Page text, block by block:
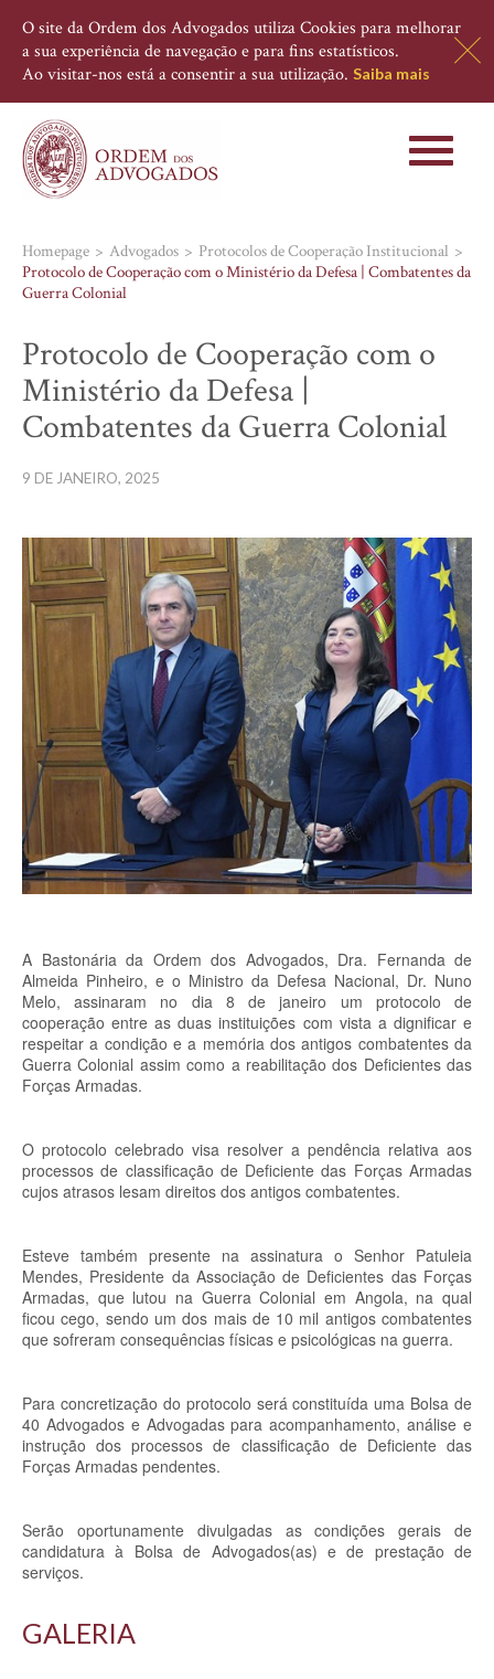
O site da Ordem dos Advogados utiliza Cookies para melhorar
a sua experiência de navegação e para fins estatísticos.
Ao visitar-nos está a consentir a sua utilização. Saiba mais
Toggle
Homepage Advogados
Protocolos de Cooperação Institucional
Protocolo de Cooperação com o Ministério da Defesa | Combatentes da
Guerra Colonial
Protocolo de Cooperação com o
Ministério da Defesa |
Combatentes da Guerra Colonial
9 DE JANEIRO, 2025
A Bastonária da Ordem dos Advogados, Dra. Fernanda de
Almeida Pinheiro, e o Ministro da Defesa Nacional, Dr. Nuno
Melo, assinaram no dia 8 de janeiro um protocolo de
cooperação entre as duas instituições com vista a dignificar e
respeitar a condição e a memória dos antigos combatentes da
Guerra Colonial assim como a reabilitação dos Deficientes das
Forças Armadas.
O protocolo celebrado visa resolver a pendência relativa aos
processos de classificação de Deficiente das Forças Armadas
cujos atrasos lesam direitos dos antigos combatentes.
Esteve também presente na assinatura o Senhor Patuleia
Mendes, Presidente da Associação de Deficientes das Forças
Armadas, que lutou na Guerra Colonial em Angola, na qual
ficou cego, sendo um dos mais de 10 mil antigos combatentes
que sofreram consequências físicas e psicológicas na guerra.
Para concretização do protocolo será constituída uma Bolsa de
40 Advogados e Advogadas para acompanhamento, análise e
instrução dos processos de classificação de Deficiente das
Forças Armadas pendentes.
Serão oportunamente divulgadas as condições gerais de
candidatura à Bolsa de Advogados(as) e de prestação de
serviços.
GALERIA